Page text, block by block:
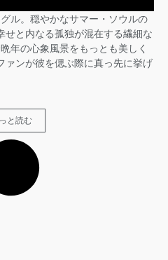
ル。穏やかなサマー・ソウルの
せと内なる孤独が混在する繊細な
年の心象風景をもっとも美しく
ァンが彼を偲ぶ際に真っ先に挙げ
と読む